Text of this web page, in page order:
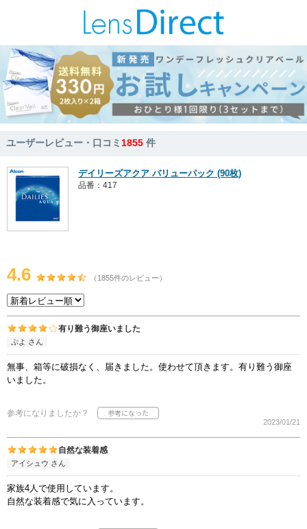
ユーザーレビュー・口コミ1855 件
デイリーズアクア バリューパック (90枚)
品番：417
4.6 （1855件のレビュー）
有り難う御座いました
ぷよ さん
無事、箱等に破損なく、届きました。使わせて頂きます。有り難う御座
いました。
参考になりましたか？
2023/01/21
自然な装着感
アイシュウ さん
家族4人で使用しています。
自然な装着感で気に入っています。